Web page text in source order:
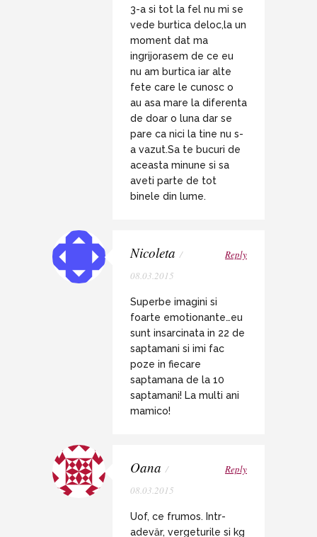
3-a si tot la fel nu mi se
vede burtica deloc,la un
moment dat ma
ingrijorasem de ce eu
nu am burtica iar alte
fete care le cunosc o
au asa mare la diferenta
de doar o luna dar se
pare ca nici la tine nu s-
a vazut.Sa te bucuri de
aceasta minune si sa
aveti parte de tot
binele din lume.
Nicoleta /
08.03.2015
Reply
Superbe imagini si
foarte emotionante…eu
sunt insarcinata in 22 de
saptamani si imi fac
poze in fiecare
saptamana de la 10
saptamani! La multi ani
mamico!
Oana /
08.03.2015
Reply
Uof, ce frumos. Intr-
adevăr, vergeturile si kg